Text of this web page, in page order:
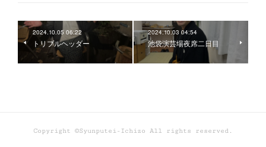
2024.10.05 06:22
トリプルヘッダー
2024.10.03 04:54
池袋演芸場夜席二日目
Copyright ©Syunputei-Ichizo All rights reserved.